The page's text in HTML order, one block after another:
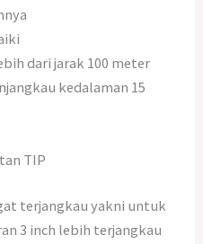
dari jarak 100 meter
kedalaman 15
TIP
terjangkau yakni untuk
3 inch lebih terjangkau